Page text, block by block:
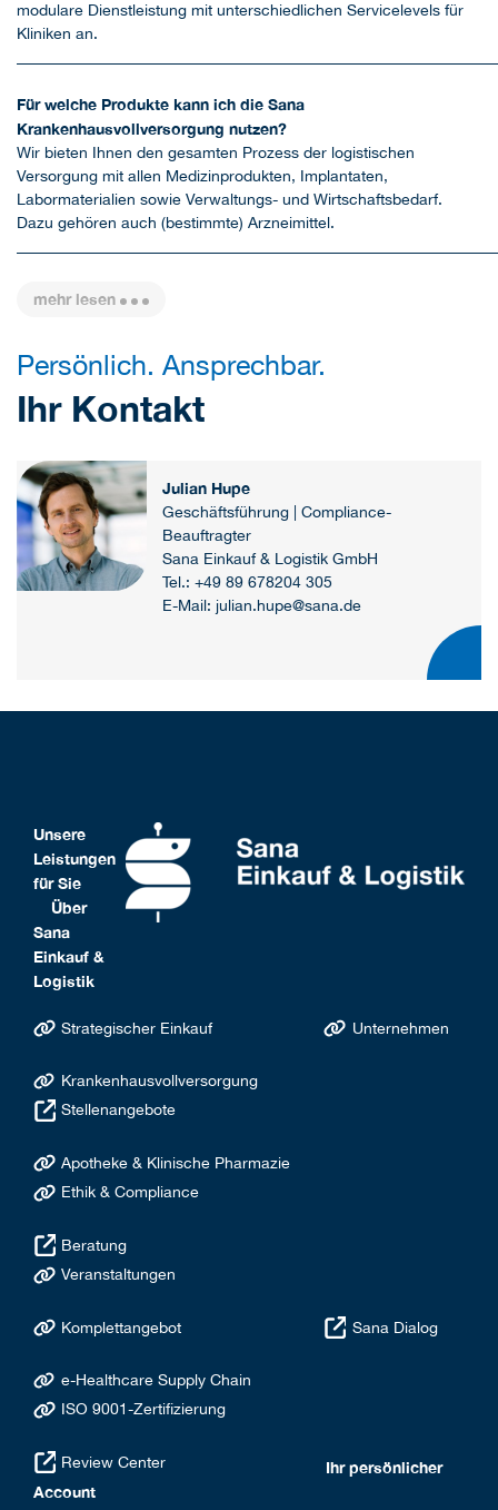
modulare Dienstleistung mit unterschiedlichen Servicelevels für
Kliniken an.
Für welche Produkte kann ich die Sana
Krankenhausvollversorgung nutzen?
Wir bieten Ihnen den gesamten Prozess der logistischen
Versorgung mit allen Medizinprodukten, Implantaten,
Labormaterialien sowie Verwaltungs- und Wirtschaftsbedarf.
Dazu gehören auch (bestimmte) Arzneimittel.
mehr lesen
Persönlich. Ansprechbar.
Ihr Kontakt
Julian Hupe
Geschäftsführung | Compliance-
Beauftragter
Sana Einkauf & Logistik GmbH
Tel.: +49 89 678204 305
E-Mail: julian.hupe@sana.de
Unsere
Leistungen
für Sie
Über
Sana
Einkauf &
Logistik
Strategischer Einkauf Unternehmen
Krankenhausvollversorgung
Stellenangebote
Apotheke & Klinische Pharmazie
Ethik & Compliance
Beratung
Veranstaltungen
Komplettangebot Sana Dialog
e-Healthcare Supply Chain
ISO 9001-Zertifizierung
Review Center
Ihr persönlicher
Account